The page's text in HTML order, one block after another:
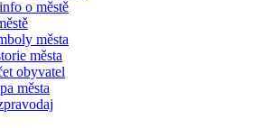
o městě
města
města
obyvatel
města